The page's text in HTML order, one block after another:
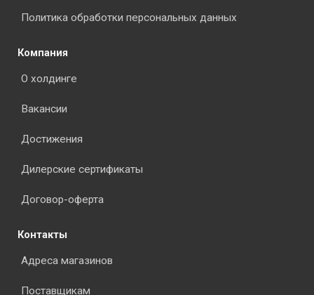
Политика обработки персональных данных
Компания
О холдинге
Вакансии
Достижения
Дилерские сертификаты
Договор-оферта
Контакты
Адреса магазинов
Поставщикам